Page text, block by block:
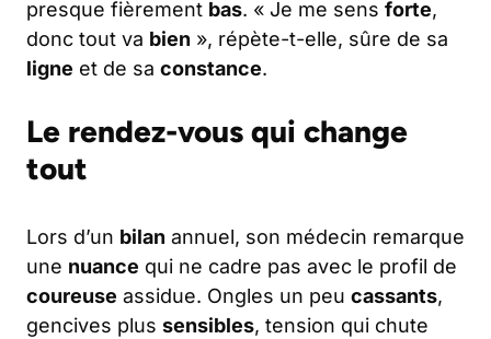
presque fièrement bas. « Je me sens forte,
donc tout va bien », répète-t-elle, sûre de sa
ligne et de sa constance.
Le rendez-vous qui change
tout
Lors d’un bilan annuel, son médecin remarque
une nuance qui ne cadre pas avec le profil de
coureuse assidue. Ongles un peu cassants,
gencives plus sensibles, tension qui chute